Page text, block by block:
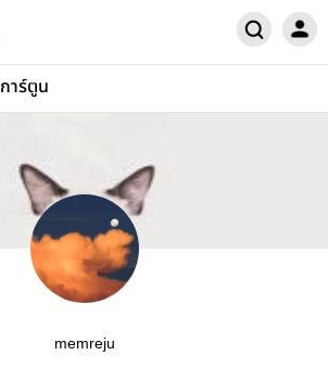
การ์ตูน
memreju